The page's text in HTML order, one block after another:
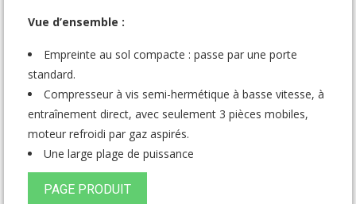
Vue d’ensemble :
Empreinte au sol compacte : passe par une porte
standard.
Compresseur à vis semi-hermétique à basse vitesse, à
entraînement direct, avec seulement 3 pièces mobiles,
moteur refroidi par gaz aspirés.
Une large plage de puissance
PAGE PRODUIT